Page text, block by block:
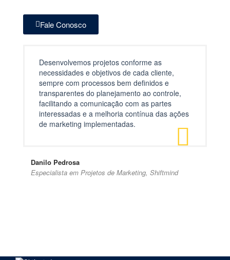
Fale Conosco
Desenvolvemos projetos conforme as
necessidades e objetivos de cada cliente,
sempre com processos bem definidos e
transparentes do planejamento ao controle,
facilitando a comunicação com as partes
interessadas e a melhoria contínua das ações
de marketing implementadas.
Danilo Pedrosa
Especialista em Projetos de Marketing, Shiftmind